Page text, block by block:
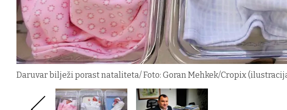
Daruvar bilježi porast nataliteta/ Foto: Goran Mehkek/Cropix